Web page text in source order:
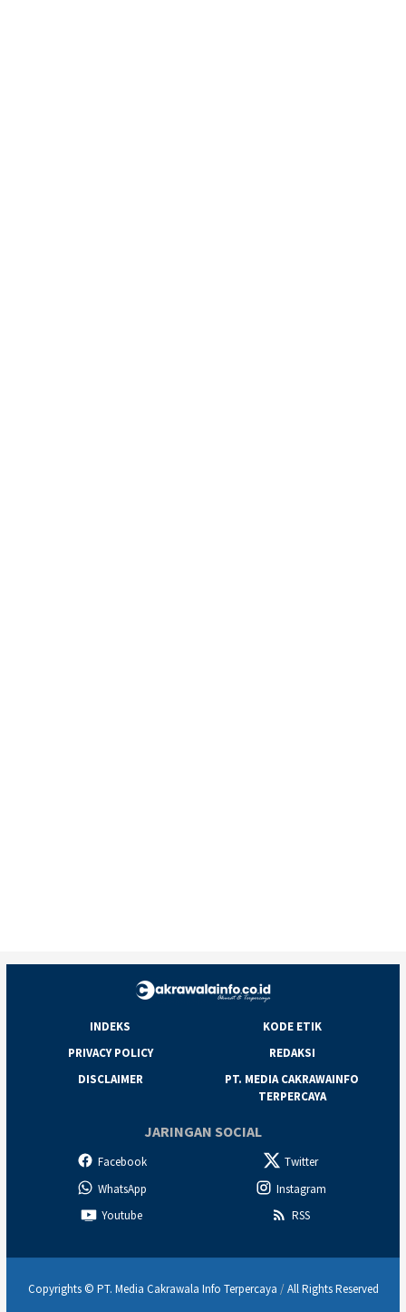
INDEKS
KODE ETIK
PRIVACY POLICY
REDAKSI
DISCLAIMER
PT. MEDIA CAKRAWAINFO
TERPERCAYA
JARINGAN SOCIAL
Facebook
Twitter
WhatsApp
Instagram
Youtube
RSS
Copyrights © PT. Media Cakrawala Info Terpercaya /All Rights Reserved